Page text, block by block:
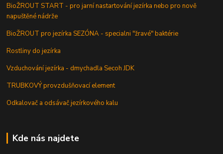
BioŽROUT START - pro jarní nastartování jezírka nebo pro nově
napuštěné nádrže
BioŽROUT pro jezírka SEZÓNA - specialni "žravé" baktérie
Rostliny do jezírka
Vzduchování jezírka - dmychadla Secoh JDK
TRUBKOVÝ provzdušňovací element
Odkalovač a odsávač jezírkového kalu
Kde nás najdete